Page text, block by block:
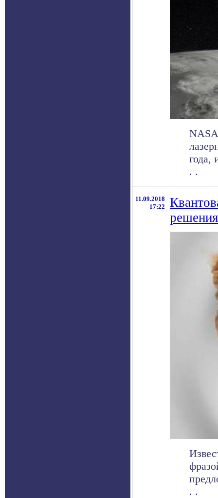
NASA
года,
. .
11.09.2018
17:22
. .